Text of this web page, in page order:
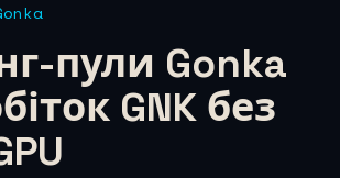
пули Gonka
GNK без